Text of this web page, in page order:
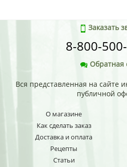
Заказать
8-800-
Обратная
Вся представленная на сайте
публичной
О магазине
Как сделать заказ
Доставка и оплата
Рецепты
Статьи